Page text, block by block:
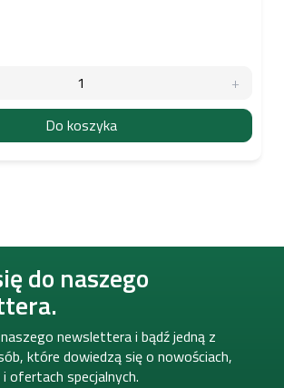
Do koszyka
do naszego
newslettera i bądź jedną z
które dowiedzą się o nowościach,
ofertach specjalnych.